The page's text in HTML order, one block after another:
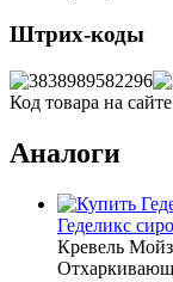
Штрих-коды
Код товара на
Аналоги
Геделикс
Кревель